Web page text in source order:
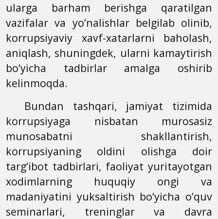
ularga barham berishga qaratilgan
vazifalar va yo‘nalishlar belgilab olinib,
korrupsiyaviy xavf-xatarlarni baholash,
aniqlash, shuningdek, ularni kamaytirish
bo‘yicha tadbirlar amalga oshirib
kelinmoqda.
Bundan tashqari, jamiyat tizimida
korrupsiyaga nisbatan murosasiz
munosabatni shakllantirish,
korrupsiyaning oldini olishga doir
targ‘ibot tadbirlari, faoliyat yuritayotgan
xodimlarning huquqiy ongi va
madaniyatini yuksaltirish bo‘yicha o‘quv
seminarlari, treninglar va davra